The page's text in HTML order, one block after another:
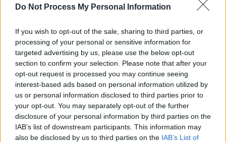
Do Not Process My Personal Information
If you wish to opt-out of the sale, sharing to third parties, or
processing of your personal or sensitive information for
targeted advertising by us, please use the below opt-out
section to confirm your selection. Please note that after your
opt-out request is processed you may continue seeing
interest-based ads based on personal information utilized by
us or personal information disclosed to third parties prior to
your opt-out. You may separately opt-out of the further
disclosure of your personal information by third parties on the
IAB’s list of downstream participants. This information may
also be disclosed by us to third parties on the IAB’s List of
Ελλάδα|17.06.2020 22:20
Μεταναστευτικό: Σύντομα η πρώτη
πτήση επαναπατρισμού στο Αφγανιστάν
Το πρόγραμμα που διαχειρίζεται ο ΔΟΜ έχει
σκοπό την αποσυμφόρηση των νησιών μέσω
εθελούσιας επιστροφής έως 5.000
αιτούντων άσυλο